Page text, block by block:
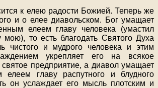
к елею радости Божией. Теперь же
и о елее диавольском. Бог умащает
елеем главу человека (умастил
мою), то есть благодать Святого Духа
чистого и мудрого человека и этим
укрепляет его на всякое
предприятие, а диавол умащает
елеем главу распутного и блудного
он услаждает его мысль плотским и